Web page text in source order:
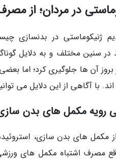
در مردان؛ از
ژنیکوماستی در بدنسازی
در سنین مختلف و به دلایل
آن ها جلوگیری کرد؛ اما
با آگاهی از این دلایل می
رویه مکمل های بدن
مکمل های بدن سازی،
مصرف اشتباه مکمل های